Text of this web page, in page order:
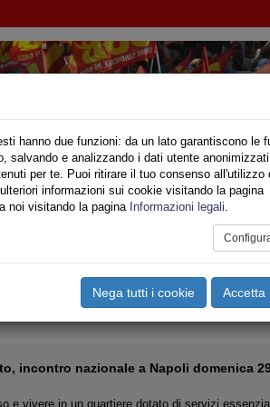
- CONFEDERAZIONE
Sociale Speciali Multimedia
Sociale “Ex- Canapificio” di Caserta, da parte
incontro nazionale a Napoli domenica
e vivere in un quartiere dotato di servizi
hanno due funzioni: da un lato garantiscono le
salvando e analizzando i dati utente
per te. Puoi ritirare il tuo consenso all'utilizzo
informazioni sui cookie visitando la pagina
noi visitando la pagina Informazioni legali.
Nega tutti i cookie Accetta